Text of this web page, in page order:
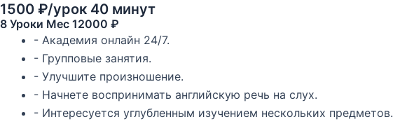
1500 ₽/урок 40 минут
8 Уроки Mec 12000 ₽
- Академия онлайн 24/7.
- Групповые занятия.
- Улучшите произношение.
- Начнете воспринимать английскую речь на слух.
- Интересуется углубленным изучением нескольких предметов.